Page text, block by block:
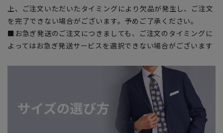
上、ご注文いただいたタイミングにより欠品が発生し、ご注文
を完了できない場合がございます。予めご了承ください。
■お急ぎ発送のご注文につきましても、ご注文のタイミングに
よってはお急ぎ発送サービスを選択できない場合がございます